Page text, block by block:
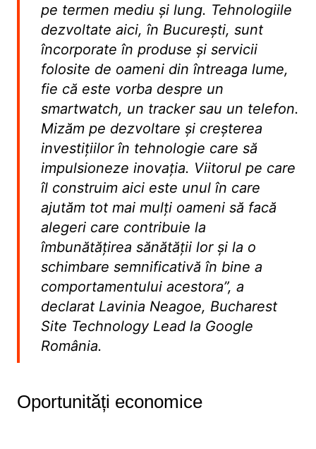
pe termen mediu și lung. Tehnologiile
dezvoltate aici, în București, sunt
încorporate în produse și servicii
folosite de oameni din întreaga lume,
fie că este vorba despre un
smartwatch, un tracker sau un telefon.
Mizăm pe dezvoltare și creșterea
investițiilor în tehnologie care să
impulsioneze inovația. Viitorul pe care
îl construim aici este unul în care
ajutăm tot mai mulți oameni să facă
alegeri care contribuie la
îmbunătățirea sănătății lor și la o
schimbare semnificativă în bine a
comportamentului acestora”, a
declarat Lavinia Neagoe, Bucharest
Site Technology Lead la Google
România.
Oportunități economice